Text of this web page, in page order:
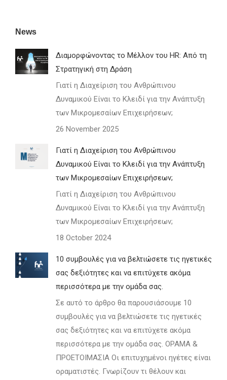
News
Διαμορφώνοντας το Μέλλον του HR: Από τη
Στρατηγική στη Δράση
Γιατί η Διαχείριση του Ανθρώπινου
Δυναμικού Είναι το Κλειδί για την Ανάπτυξη
των Μικρομεσαίων Επιχειρήσεων;
26 November 2025
Γιατί η Διαχείριση του Ανθρώπινου
Δυναμικού Είναι το Κλειδί για την Ανάπτυξη
των Μικρομεσαίων Επιχειρήσεων;
Γιατί η Διαχείριση του Ανθρώπινου
Δυναμικού Είναι το Κλειδί για την Ανάπτυξη
των Μικρομεσαίων Επιχειρήσεων;
18 October 2024
10 συμβουλές για να βελτιώσετε τις ηγετικές
σας δεξιότητες και να επιτύχετε ακόμα
περισσότερα με την ομάδα σας.
Σε αυτό το άρθρο θα παρουσιάσουμε 10
συμβουλές για να βελτιώσετε τις ηγετικές
σας δεξιότητες και να επιτύχετε ακόμα
περισσότερα με την ομάδα σας. ΟΡΑΜΑ &
ΠΡΟΕΤΟΙΜΑΣΙΑ Οι επιτυχημένοι ηγέτες είναι
οραματιστές. Γνωρίζουν τι θέλουν και